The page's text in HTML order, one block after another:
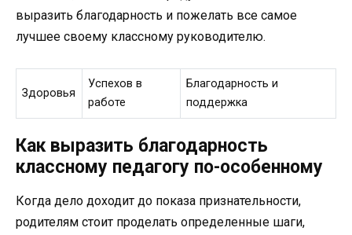
выразить благодарность и пожелать все самое
лучшее своему классному руководителю.
Здоровья
Успехов в
работе
Благодарность и
поддержка
Как выразить благодарность
классному педагогу по-особенному
Когда дело доходит до показа признательности,
родителям стоит проделать определенные шаги,